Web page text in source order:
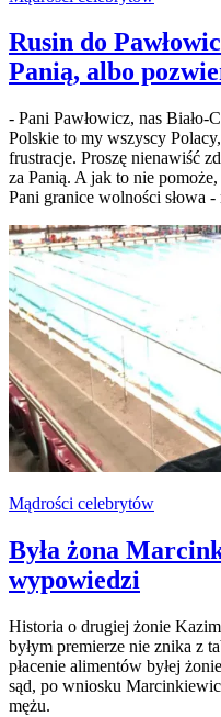
Rusin do
Panią, albo
- Pani Pawłowicz, nas Biało-
Polskie to my wszyscy
frustracje. Proszę nienawiść
za Panią. A jak to nie
Pani granice wolności słowa
Mądrości celebrytów
Była żona
wypowiedzi
Historia o drugiej żonie
byłym premierze nie znika z
płacenie alimentów byłej
sąd, po wniosku
mężu.